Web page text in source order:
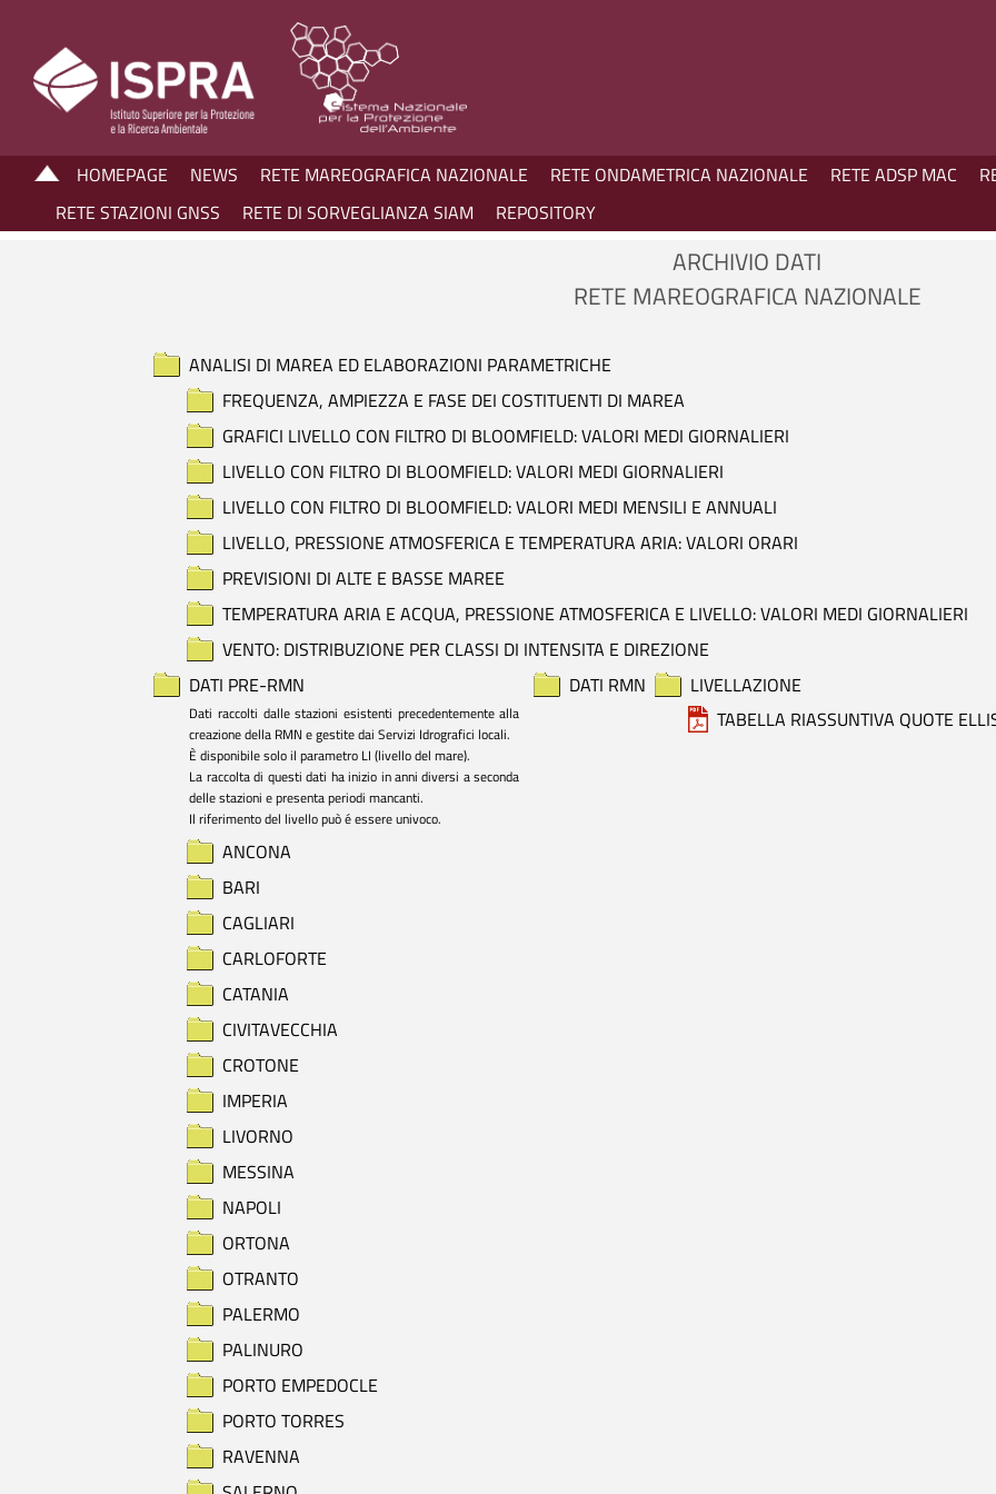
HOMEPAGE NEWS RETE MAREOGRAFICA NAZIONALE RETE ONDAMETRICA NAZIONALE RETE ADSP MAC
RETE STAZIONI GNSS
RETE DI SORVEGLIANZA SIAM REPOSITORY
ARCHIVIO DATI
RETE MAREOGRAFICA NAZIONALE
ANALISI DI MAREA ED ELABORAZIONI PARAMETRICHE
FREQUENZA, AMPIEZZA E FASE DEI COSTITUENTI DI MAREA
GRAFICI LIVELLO CON FILTRO DI BLOOMFIELD: VALORI MEDI GIORNALIERI
LIVELLO CON FILTRO DI BLOOMFIELD: VALORI MEDI GIORNALIERI
LIVELLO CON FILTRO DI BLOOMFIELD: VALORI MEDI MENSILI E ANNUALI
LIVELLO, PRESSIONE ATMOSFERICA E TEMPERATURA ARIA: VALORI ORARI
PREVISIONI DI ALTE E BASSE MAREE
TEMPERATURA ARIA E ACQUA, PRESSIONE ATMOSFERICA E LIVELLO: VALORI MEDI GIORNALIERI
VENTO: DISTRIBUZIONE PER CLASSI DI INTENSITA E DIREZIONE
DATI PRE-RMN
Dati raccolti dalle stazioni esistenti precedentemente alla
creazione della RMN e gestite dai Servizi Idrografici locali.
È disponibile solo il parametro LI (livello del mare).
La raccolta di questi dati ha inizio in anni diversi a seconda
delle stazioni e presenta periodi mancanti.
Il riferimento del livello può é essere univoco.
ANCONA
BARI
CAGLIARI
CARLOFORTE
CATANIA
CIVITAVECCHIA
CROTONE
IMPERIA
LIVORNO
MESSINA
NAPOLI
ORTONA
OTRANTO
PALERMO
PALINURO
PORTO EMPEDOCLE
PORTO TORRES
RAVENNA
DATI RMN
LIVELLAZIONE
TABELLA RIASSUNTIVA QUOTE